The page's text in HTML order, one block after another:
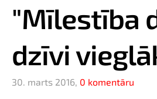
"Mīlestība
dzīvi
30. marts 2016, 0 komentāru